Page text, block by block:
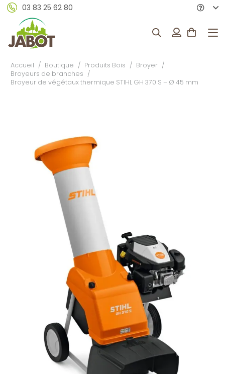
03 83 25 62 80
Accueil / Boutique / Produits Bois / Broyer /
Broyeurs de branches /
Broyeur de végétaux thermique STIHL GH 370 S – Ø 45 mm